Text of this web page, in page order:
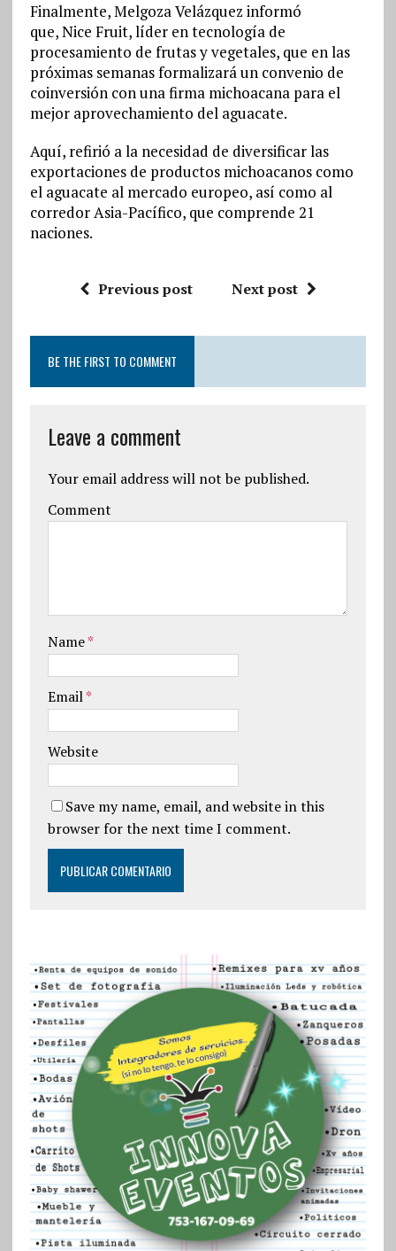
Finalmente, Melgoza Velázquez informó
que, Nice Fruit, líder en tecnología de
procesamiento de frutas y vegetales, que en las
próximas semanas formalizará un convenio de
coinversión con una firma michoacana para el
mejor aprovechamiento del aguacate.
Aquí, refirió a la necesidad de diversificar las
exportaciones de productos michoacanos como
el aguacate al mercado europeo, así como al
corredor Asia-Pacífico, que comprende 21
naciones.
Previous post Next post
BE THE FIRST TO COMMENT
Leave a comment
Your email address will not be published.
Comment
Name*
Email*
Website
Save my name, email, and website in this
browser for the next time I comment.